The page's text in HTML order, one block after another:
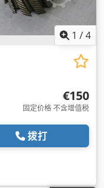
1 /4
€150
固定价格 不含增值税
拨打